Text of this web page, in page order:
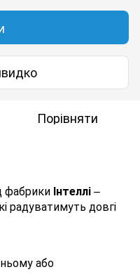
Порівняти
фабрики Інтеллі–
радуватимуть довгі
або